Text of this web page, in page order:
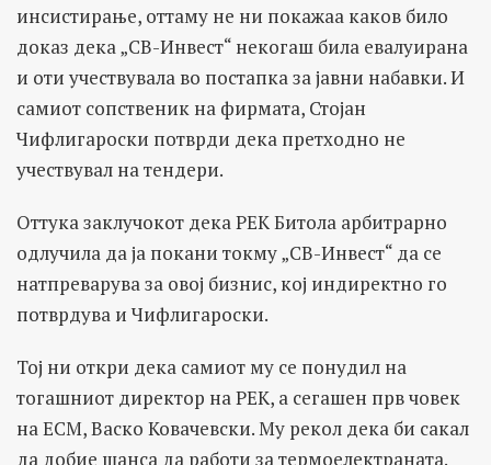
инсистирање, оттаму не ни покажаа каков било
доказ дека „СВ-Инвест“ некогаш била евалуирана
и оти учествувала во постапка за јавни набавки. И
самиот сопственик на фирмата, Стојан
Чифлигароски потврди дека претходно не
учествувал на тендери.
Оттука заклучокот дека РЕК Битола арбитрарно
одлучила да ја покани токму „СВ-Инвест“ да се
натпреварува за овој бизнис, кој индиректно го
потврдува и Чифлигароски.
Тој ни откри дека самиот му се понудил на
тогашниот директор на РЕК, а сегашен прв човек
на ЕСМ, Васко Ковачевски. Му рекол дека би сакал
да добие шанса да работи за термоелектраната.